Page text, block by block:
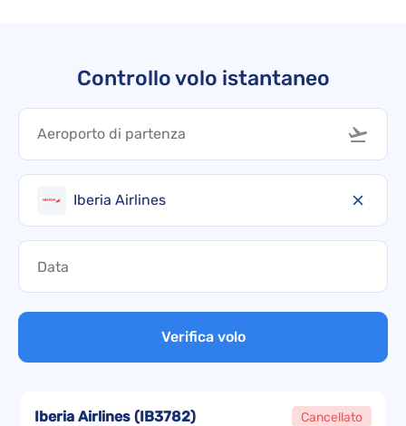
Controllo volo istantaneo
Iberia Airlines
Verifica volo
Iberia Airlines (IB3782) Cancellato